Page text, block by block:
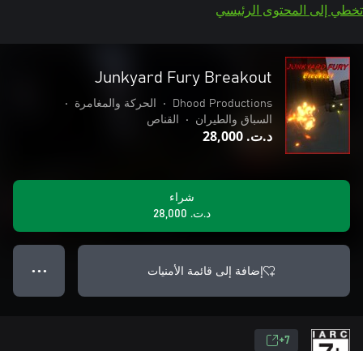
تخطي إلى المحتوى الرئيسي
Junkyard Fury Breakout
Dhood Productions
• الحركة والمغامرة
•
السباق والطيران
• القناص
د.ت.‏ 28,000
شراء
د.ت.‏ 28,000
إضافة إلى قائمة الأمنيات ● ● ●
7+